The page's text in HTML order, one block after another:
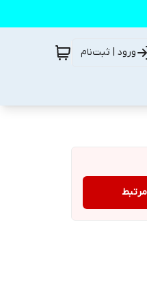
ورود | ثبت‌نام